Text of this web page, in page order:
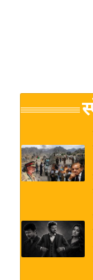
Breaking
News in
Hindi
Hindi
Videos
जगत
राय
बजट
IPL
2026